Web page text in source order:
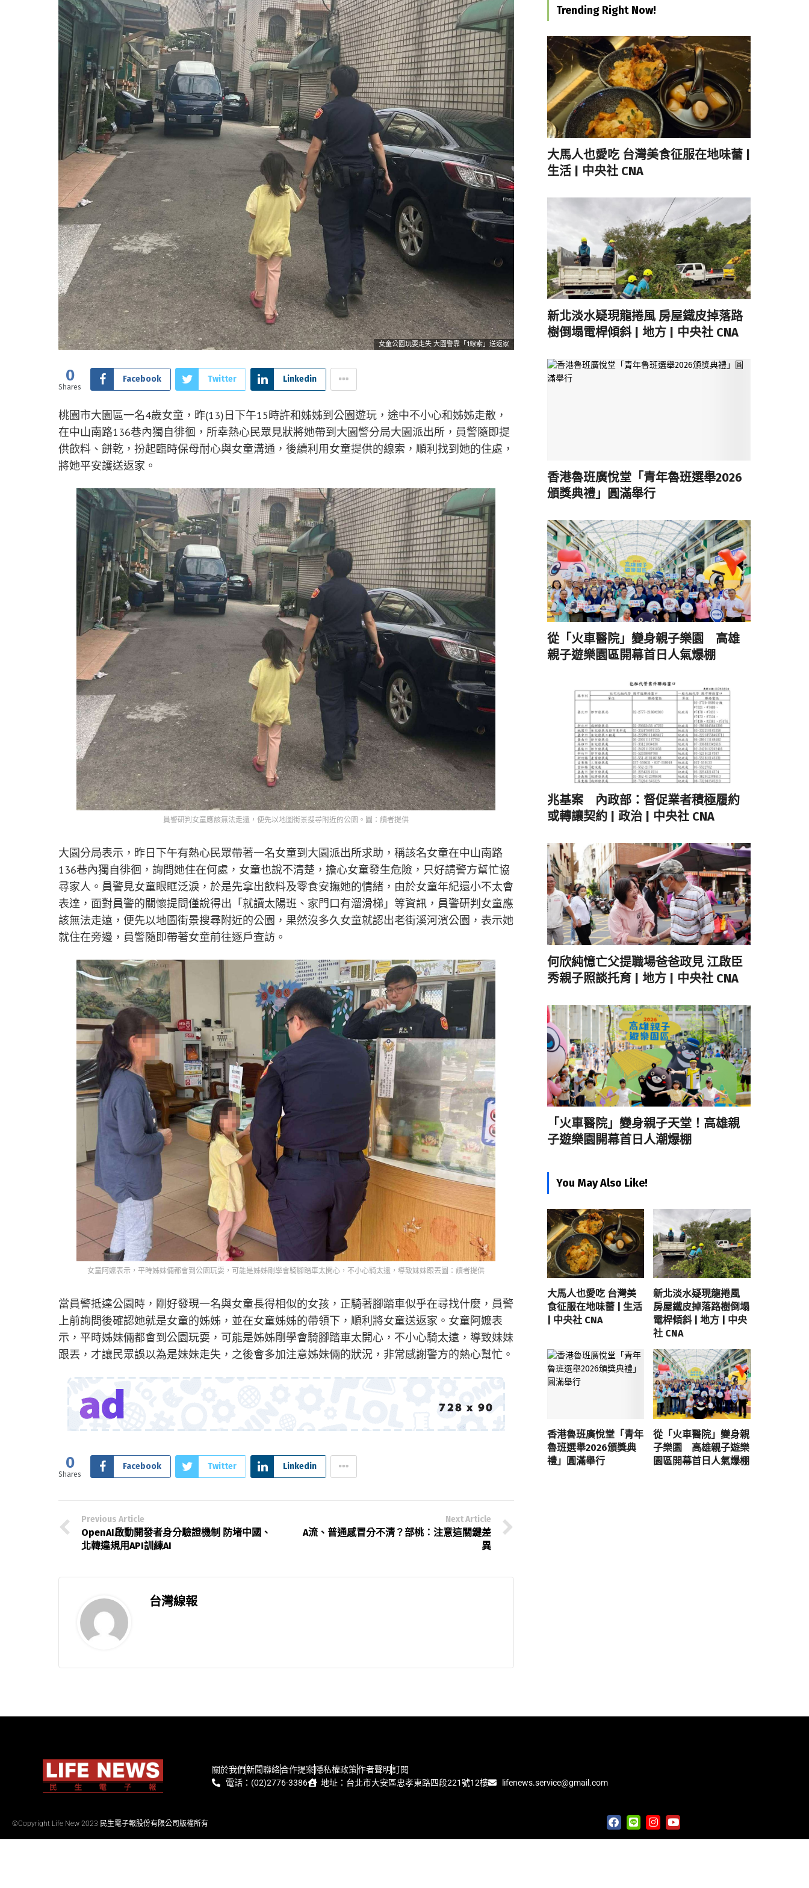
女童公園玩耍走失 大園警靠「1線索」送返家
0
Shares
Facebook Twitter Linkedin
桃園市大園區一名4歲女童，昨(13)日下午15時許和姊姊到公園遊玩，途中不小心和姊姊走散，
在中山南路136巷內獨自徘徊，所幸熱心民眾見狀將她帶到大園警分局大園派出所，員警隨即提
供飲料、餅乾，扮起臨時保母耐心與女童溝通，後續利用女童提供的線索，順利找到她的住處，
將她平安護送返家。
員警研判女童應該無法走遠，便先以地圖街景搜尋附近的公園。圖：讀者提供
大園分局表示，昨日下午有熱心民眾帶著一名女童到大園派出所求助，稱該名女童在中山南路
136巷內獨自徘徊，詢問她住在何處，女童也說不清楚，擔心女童發生危險，只好請警方幫忙協
尋家人。員警見女童眼眶泛淚，於是先拿出飲料及零食安撫她的情緒，由於女童年紀還小不太會
表達，面對員警的關懷提問僅說得出「就讀太陽班、家門口有溜滑梯」等資訊，員警研判女童應
該無法走遠，便先以地圖街景搜尋附近的公園，果然沒多久女童就認出老街溪河濱公園，表示她
就住在旁邊，員警隨即帶著女童前往逐戶查訪。
女童阿嬤表示，平時姊妹倆都會到公園玩耍，可能是姊姊剛學會騎腳踏車太開心，不小心騎太遠，導致妹妹跟丟圖：讀者提供
當員警抵達公園時，剛好發現一名與女童長得相似的女孩，正騎著腳踏車似乎在尋找什麼，員警
上前詢問後確認她就是女童的姊姊，並在女童姊姊的帶領下，順利將女童送返家。女童阿嬤表
示，平時姊妹倆都會到公園玩耍，可能是姊姊剛學會騎腳踏車太開心，不小心騎太遠，導致妹妹
跟丟，才讓民眾誤以為是妹妹走失，之後會多加注意姊妹倆的狀況，非常感謝警方的熱心幫忙。
0
Shares
Facebook Twitter Linkedin
Previous Article
OpenAI啟動開發者身分驗證機制 防堵中國、
北韓違規用API訓練AI
Next Article
A流、普通感冒分不清？部桃：注意這關鍵差
異
台灣線報
Trending Right Now!
大馬人也愛吃 台灣美食征服在地味蕾 |
生活 | 中央社 CNA
新北淡水疑現龍捲風 房屋鐵皮掉落路
樹倒塌電桿傾斜 | 地方 | 中央社 CNA
香港魯班廣悅堂「青年魯班選舉2026
頒獎典禮」圓滿舉行
從「火車醫院」變身親子樂園 高雄
親子遊樂園區開幕首日人氣爆棚
兆基案 內政部：督促業者積極履約
或轉讓契約 | 政治 | 中央社 CNA
何欣純憶亡父提職場爸爸政見 江啟臣
秀親子照談托育 | 地方 | 中央社 CNA
「火車醫院」變身親子天堂！高雄親
子遊樂園開幕首日人潮爆棚
You May Also Like!
大馬人也愛吃 台灣美
食征服在地味蕾 | 生活
| 中央社 CNA
新北淡水疑現龍捲風
房屋鐵皮掉落路樹倒塌
電桿傾斜 | 地方 | 中央
社 CNA
香港魯班廣悅堂「青年
魯班選舉2026頒獎典
禮」圓滿舉行
從「火車醫院」變身親
子樂園 高雄親子遊樂
園區開幕首日人氣爆棚
關於我們新聞聯絡合作提案隱私權政策作者聲明訂閱
電話：(02)2776-3386
地址：台北市大安區忠孝東路四段221號12樓 lifenews.service@gmail.com
©Copyright Life New 2023 民生電子報股份有限公司版權所有